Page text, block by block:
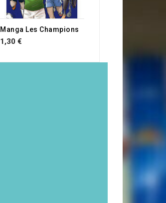
Manga Les Champions
1,30 €